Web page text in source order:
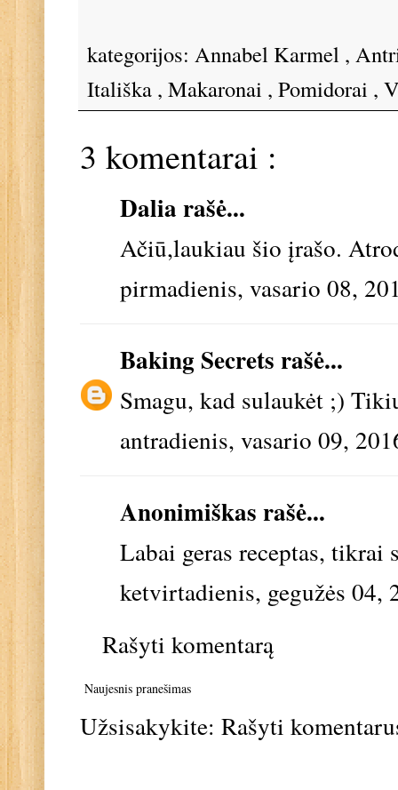
kategorijos: Annabel Karmel ,
Itališka , Makaronai , Pomidorai ,
3 komentarai :
Dalia rašė...
Ačiū,laukiau šio įrašo.
pirmadienis, vasario 08,
Baking Secrets rašė...
Smagu, kad sulaukėt ;)
antradienis, vasario 09,
Anonimiškas rašė...
Labai geras receptas, tikrai
ketvirtadienis, gegužės 04,
Rašyti komentarą
Naujesnis pranešimas
Užsisakykite: Rašyti